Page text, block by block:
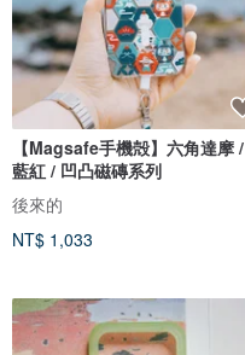
【Magsafe手機殻】六角達摩 /
藍紅 / 凹凸磁磚系列
後來的
NT$ 1,033